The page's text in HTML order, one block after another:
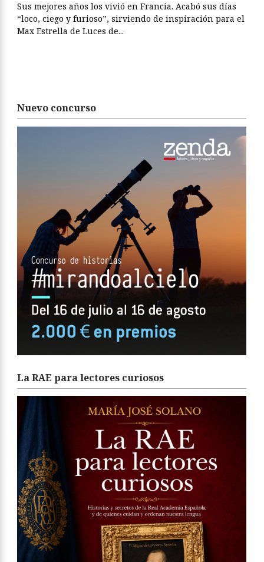
Sus mejores años los vivió en Francia. Acabó sus días
“loco, ciego y furioso”, sirviendo de inspiración para el
Max Estrella de Luces de...
Nuevo concurso
La RAE para lectores curiosos